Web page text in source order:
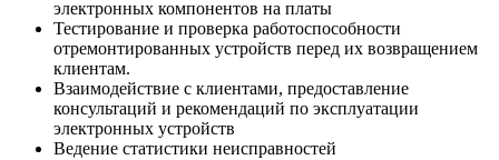
электронных компонентов на платы
Тестирование и проверка работоспособности
отремонтированных устройств перед их возвращением
клиентам.
Взаимодействие с клиентами, предоставление
консультаций и рекомендаций по эксплуатации
электронных устройств
Ведение статистики неисправностей